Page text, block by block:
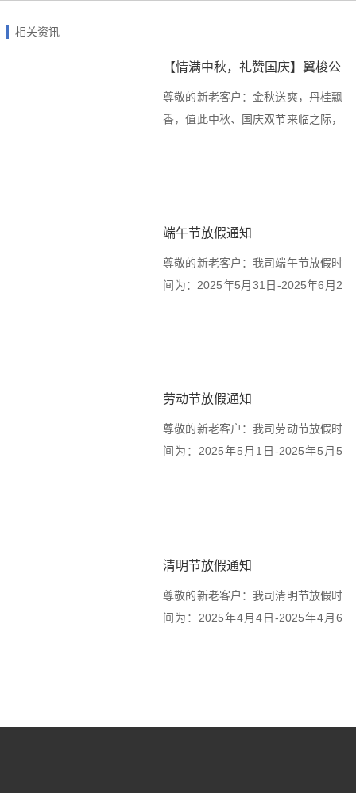
撑
相关资讯
【情满中秋，礼赞国庆】翼梭公
司双节放假通知
尊敬的新老客户：金秋送爽，丹桂飘
香，值此中秋、国庆双节来临之际，
端午节放假通知
尊敬的新老客户：我司端午节放假时
间为：2025年5月31日-2025年6月2
劳动节放假通知
尊敬的新老客户：我司劳动节放假时
间为：2025年5月1日-2025年5月5
清明节放假通知
尊敬的新老客户：我司清明节放假时
间为：2025年4月4日-2025年4月6